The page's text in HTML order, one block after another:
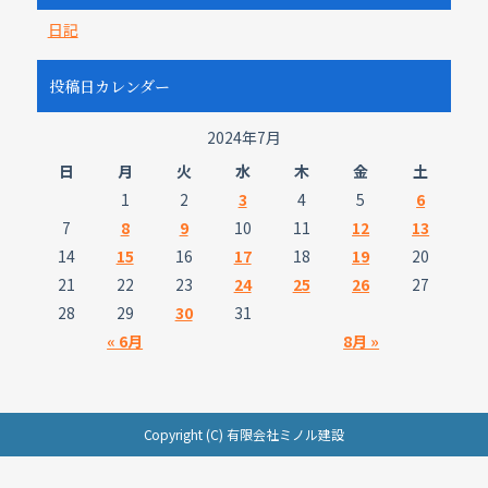
日記
投稿日カレンダー
2024年7月
日
月 火 水 木 金 土
« 6月 8月 »
1 2 3 4 5
6
7
8 9 10 11 12
13
14
15 16 17 18 19
20
21
22 23 24 25 26
27
28
29 30 31
Copyright (C) 有限会社ミノル建設